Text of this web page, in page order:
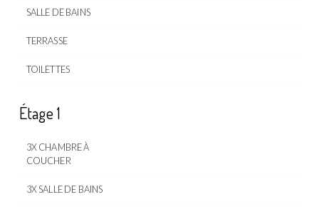
SALLE DE BAINS
TERRASSE
TOILETTES
Étage 1
3X CHAMBRE À
COUCHER
3X SALLE DE BAINS